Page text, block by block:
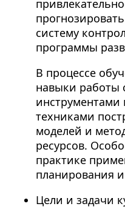
систему
программы
В процессе
навыки работы
инструментами
техниками
моделей и
ресурсов.
практике
планирования
Цели и задачи